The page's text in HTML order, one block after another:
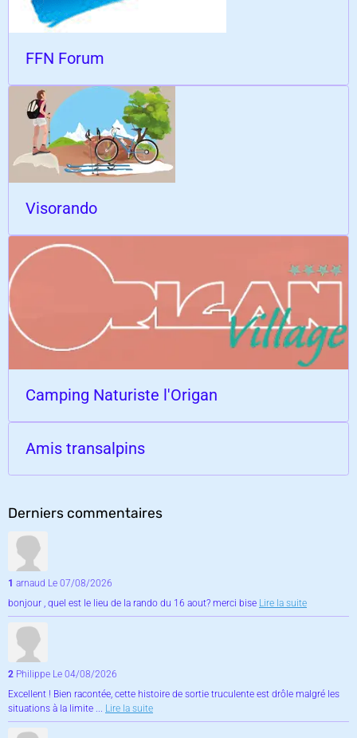
FFN Forum
Visorando
Camping Naturiste l'Origan
Amis transalpins
Derniers commentaires
1 arnaud Le 07/08/2026
bonjour , quel est le lieu de la rando du 16 aout? merci bise Lire la suite
2 Philippe Le 04/08/2026
Excellent ! Bien racontée, cette histoire de sortie truculente est drôle malgré les
situations à la limite ... Lire la suite